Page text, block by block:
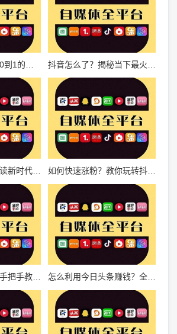
怎么看待抖音：解读新时代短视频社交平台的魅力与影响 如何快速涨粉？教你玩转抖音，轻松吸粉！
怎么上今日头条？手把手教你成为自媒体大咖！ 怎么利用今日头条赚钱？全方位解密自媒体盈利策略！